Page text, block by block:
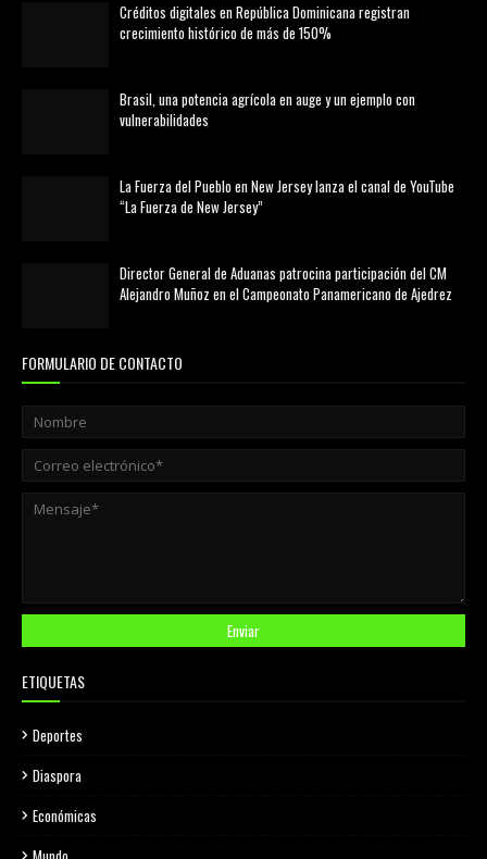
Créditos digitales en República Dominicana registran
crecimiento histórico de más de 150%
Brasil, una potencia agrícola en auge y un ejemplo con
vulnerabilidades
La Fuerza del Pueblo en New Jersey lanza el canal de YouTube
“La Fuerza de New Jersey”
Director General de Aduanas patrocina participación del CM
Alejandro Muñoz en el Campeonato Panamericano de Ajedrez
FORMULARIO DE CONTACTO
ETIQUETAS
Deportes
Diaspora
Económicas